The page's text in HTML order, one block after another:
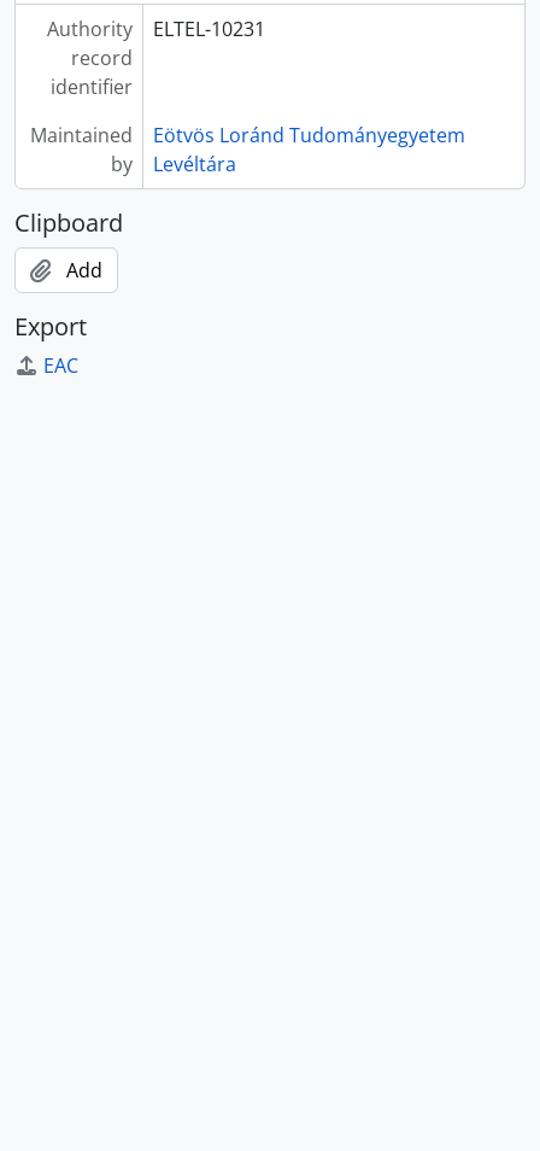
Authority
record
identifier
ELTEL-10231
Maintained
by
Eötvös Loránd Tudományegyetem
Levéltára
Clipboard
Add
Export
EAC